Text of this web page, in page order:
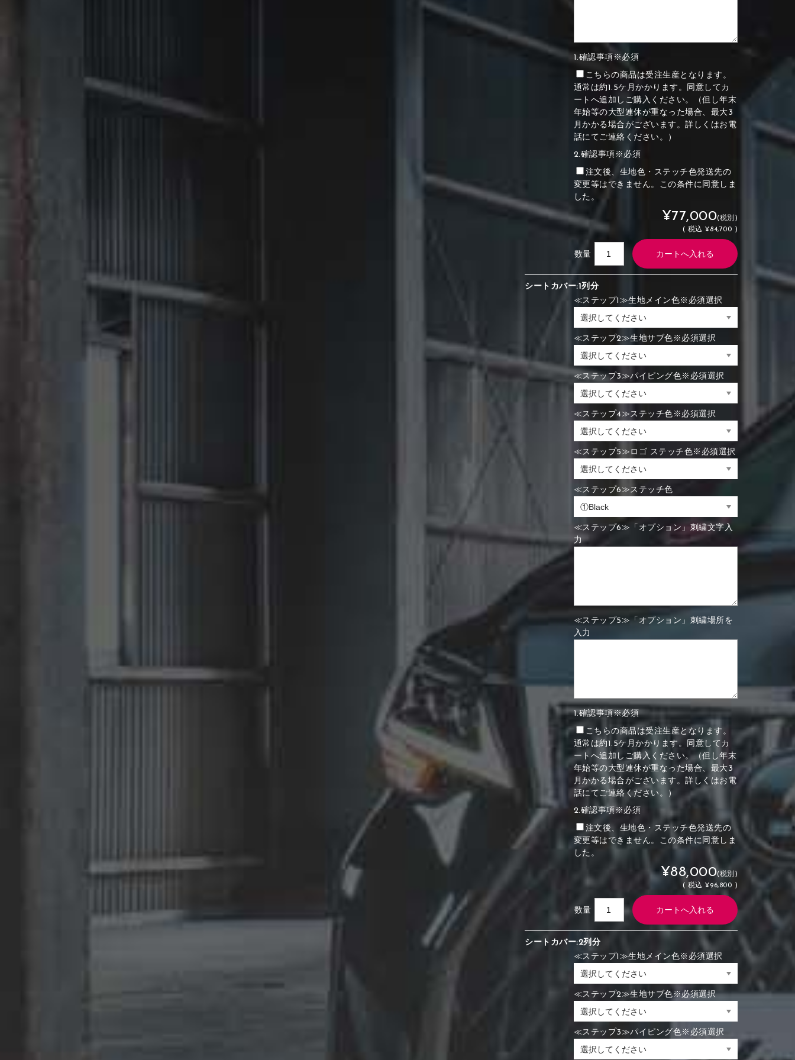
1.確認事項※必須
こちらの商品は受注生産となります。
通常は約1.5ケ月かかります。同意してカ
ートへ追加しご購入ください。（但し年末
年始等の大型連休が重なった場合、最大3
月かかる場合がございます。詳しくはお電
話にてご連絡ください。）
2.確認事項※必須
注文後、生地色・ステッチ色発送先の
変更等はできません。この条件に同意しま
した。
¥77,000(税別)
( 税込 ¥84,700 )
数量
シートカバー:1列分
≪ステップ1≫生地メイン色※必須選択
≪ステップ2≫生地サブ色※必須選択
≪ステップ3≫パイピング色※必須選択
≪ステップ4≫ステッチ色※必須選択
≪ステップ5≫ロゴ ステッチ色※必須選択
≪ステップ6≫ステッチ色
≪ステップ6≫「オプション」刺繍文字入
力
≪ステップ5≫「オプション」刺繍場所を
入力
1.確認事項※必須
こちらの商品は受注生産となります。
通常は約1.5ケ月かかります。同意してカ
ートへ追加しご購入ください。（但し年末
年始等の大型連休が重なった場合、最大3
月かかる場合がございます。詳しくはお電
話にてご連絡ください。）
2.確認事項※必須
注文後、生地色・ステッチ色発送先の
変更等はできません。この条件に同意しま
した。
¥88,000(税別)
( 税込 ¥96,800 )
数量
シートカバー:2列分
≪ステップ1≫生地メイン色※必須選択
≪ステップ2≫生地サブ色※必須選択
≪ステップ3≫パイピング色※必須選択